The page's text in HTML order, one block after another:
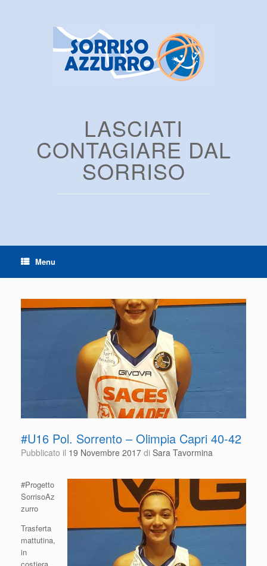
LASCIATI
CONTAGIARE DAL
SORRISO
Menu
#U16 Pol. Sorrento – Olimpia Capri 40-42
Pubblicato il 19 Novembre 2017 di Sara Tavormina
#Progetto
SorrisoAz
zurro
Trasferta
mattutina,
in
costiera,